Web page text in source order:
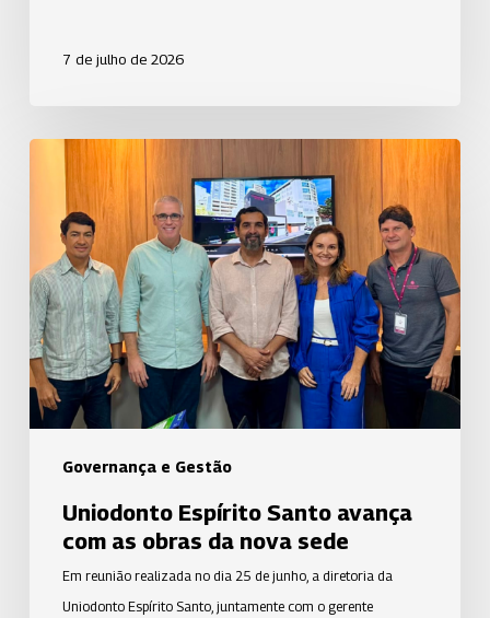
7 de julho de 2026
Governança e Gestão
Uniodonto
Espírito
Santo
avança
com
as
obras
da
nova
sede
Uniodonto Espírito Santo avança
com as obras da nova sede
Em reunião realizada no dia 25 de junho, a diretoria da
Uniodonto Espírito Santo, juntamente com o gerente